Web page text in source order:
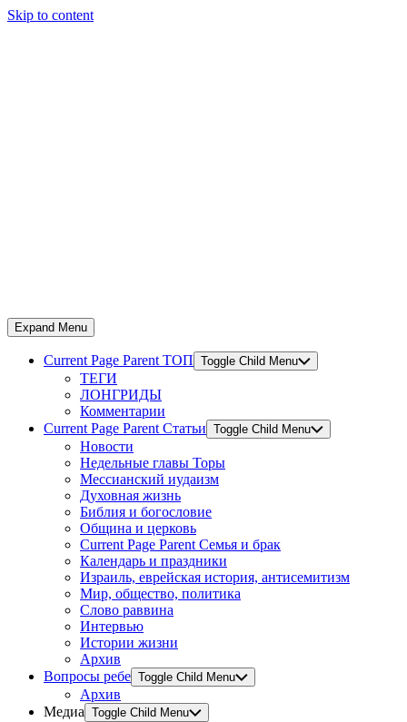
Skip to content
Expand Menu
Current Page Parent ТОП Toggle Child Menu
ТЕГИ
ЛОНГРИДЫ
Комментарии
Current Page Parent Статьи Toggle Child Menu
Новости
Недельные главы Торы
Мессианский иудаизм
Духовная жизнь
Библия и богословие
Община и церковь
Current Page Parent Семья и брак
Календарь и праздники
Израиль, еврейская история, антисемитизм
Мир, общество, политика
Слово раввина
Интервью
Истории жизни
Архив
Вопросы ребе Toggle Child Menu
Архив
Медиа Toggle Child Menu